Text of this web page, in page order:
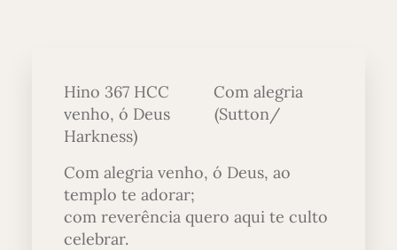
Hino 367 HCC Com alegria
venho, ó Deus (Sutton/
Harkness)
Com alegria venho, ó Deus, ao
templo te adorar;
com reverência quero aqui te culto
celebrar.